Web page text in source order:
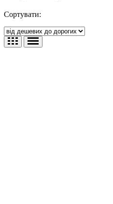
Сортувати: